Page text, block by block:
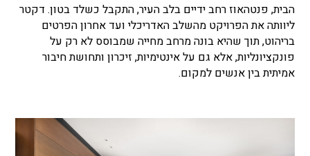
הבית, פנטהאוז רחב ידיים בלב העיר, התקבל כשלד בטון. דקטר
ליוותה את הפרויקט מהשלב האדריכלי ועד אחרון הפרטים
בריהוט, תוך שהיא בונה מרחב מחייה שמבוסס לא רק על
פונקציונליות, אלא גם על אינטימיות, זיכרון ותחושת חיבור
אמיתית בין אנשים למקום.